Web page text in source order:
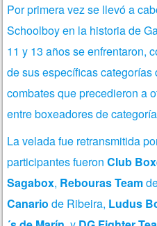
Por primera vez se llevó a
Schoolboy en la historia de
11 y 13 años se enfrentaron,
de sus específicas
combates que precedieron a
entre boxeadores de
La velada fue retransmitida
participantes fueronClub
Sagabox, Rebouras Team
Canario de Ribeira, Ludus